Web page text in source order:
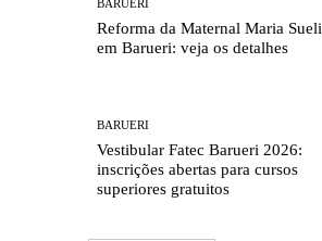
BARUERI
Reforma da Maternal Maria Sueli
em Barueri: veja os detalhes
BARUERI
Vestibular Fatec Barueri 2026:
inscrições abertas para cursos
superiores gratuitos